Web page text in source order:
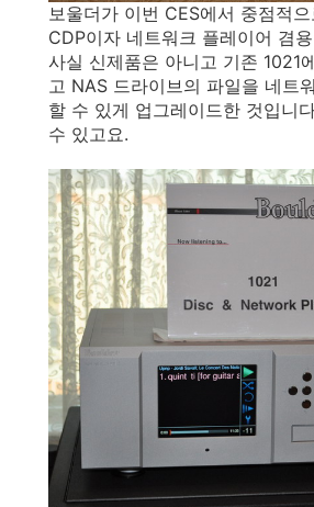
보울더가 이번 CES에서 중점적
CDP이자 네트워크 플레이어 겸
사실 신제품은 아니고 기존 1021
고 NAS 드라이브의 파일을 네트
할 수 있게 업그레이드한 것입니
수 있고요.